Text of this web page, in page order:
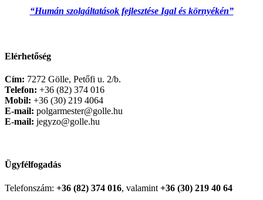
“Humán szolgáltatások fejlesztése Igal és környékén”
Elérhetőség
Cím: 7272 Gölle, Petőfi u. 2/b.
Telefon: +36 (82) 374 016
Mobil: +36 (30) 219 4064
E-mail: polgarmester@golle.hu
E-mail: jegyzo@golle.hu
Ügyfélfogadás
Telefonszám: +36 (82) 374 016, valamint +36 (30) 219 40 64